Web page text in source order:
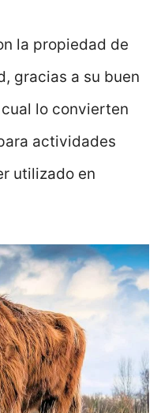
la propiedad de
gracias a su buen
lo convierten
actividades
utilizado en